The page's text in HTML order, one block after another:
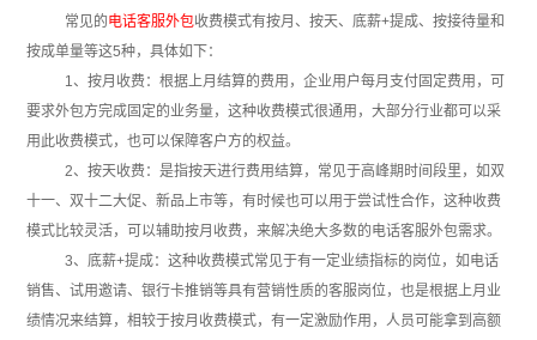
常见的电话客服外包收费模式有按月、按天、底薪+提成、按接待量和
按成单量等这5种，具体如下：
1、按月收费：根据上月结算的费用，企业用户每月支付固定费用，可
要求外包方完成固定的业务量，这种收费模式很通用，大部分行业都可以采
用此收费模式，也可以保障客户方的权益。
2、按天收费：是指按天进行费用结算，常见于高峰期时间段里，如双
十一、双十二大促、新品上市等，有时候也可以用于尝试性合作，这种收费
模式比较灵活，可以辅助按月收费，来解决绝大多数的电话客服外包需求。
3、底薪+提成：这种收费模式常见于有一定业绩指标的岗位，如电话
销售、试用邀请、银行卡推销等具有营销性质的客服岗位，也是根据上月业
绩情况来结算，相较于按月收费模式，有一定激励作用，人员可能拿到高额